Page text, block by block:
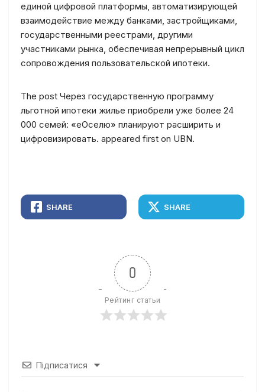
единой цифровой платформы, автоматизирующей
взаимодействие между банками, застройщиками,
государственными реестрами, другими
участниками рынка, обеспечивая непрерывный цикл
сопровождения пользовательской ипотеки.
The post Через государственную программу
льготной ипотеки жилье приобрели уже более 24
000 семей: «еОселю» планируют расширить и
цифровизировать. appeared first on UBN.
SHARE SHARE
0
Рейтинг статьи
Підписатися